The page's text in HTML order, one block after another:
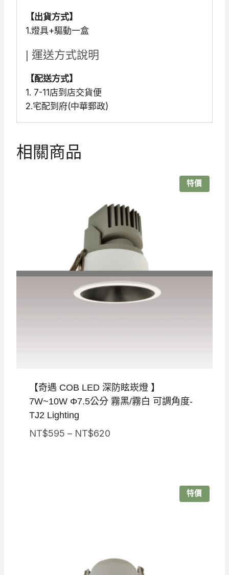
【出貨方式】
1.燈具+驅動一盒
| 運送方式說明
【配送方式】
1. 7-11店到店交貨便
2.宅配到府(中華郵政)
相關商品
特價
【奇遇 COB LED 深防眩崁燈 】
7W~10W Φ7.5公分 霧黑/霧白 可調角度-
TJ2 Lighting
NT$595 – NT$620價
特價